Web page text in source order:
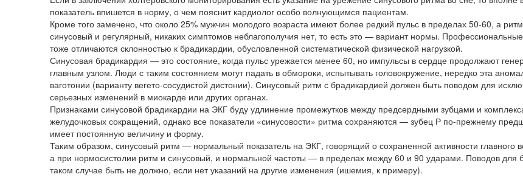
показатель впишется в норму, о чем пояснит кардиолог особо волнующимся пациентам.
Кроме того замечено, что около 25% мужчин молодого возраста имеют более редкий пульс в пределах 50-60, а
синусовый и регулярный, никаких симптомов неблагополучия нет, то есть это — вариант нормы.
тоже отличаются склонностью к брадикардии, обусловленной систематической физической нагрузкой.
Синусовая брадикардия — это состояние, когда пульс урежается менее 60, но импульсы в сердце продолжают
главным узлом. Люди с таким состоянием могут падать в обмороки, испытывать головокружение, нередко эта
ваготонии (варианту вегето-сосудистой дистонии). Синусовый ритм с брадикардией должен быть поводом для
серьезных изменений в миокарде или других органах.
Признаками синусовой брадикардии на ЭКГ буду удлинение промежутков между предсердными зубцами и
желудочковых сокращений, однако все показатели «синусовости» ритма сохраняются — зубец Р по-прежнему
имеет постоянную величину и форму.
Таким образом, синусовый ритм — нормальный показатель на ЭКГ, говорящий о сохраненной активности главного
а при нормосистолии ритм и синусовый, и нормальной частоты — в пределах между 60 и 90 ударами. Поводов для
таком случае быть не должно, если нет указаний на другие изменения (ишемия, к примеру).